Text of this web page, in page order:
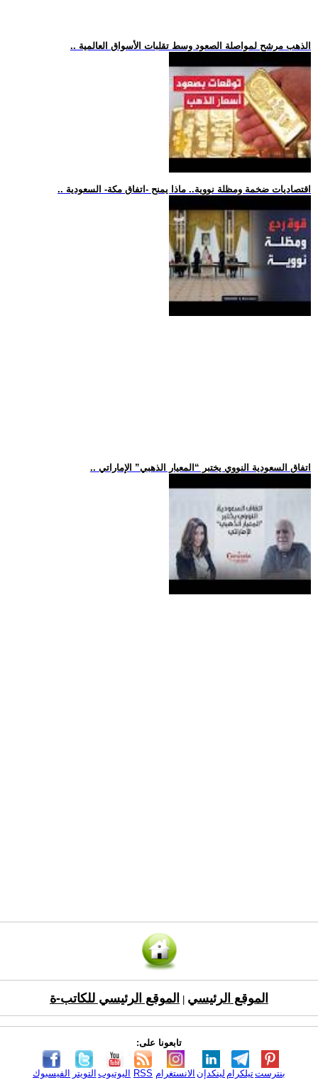
.. الذهب مرشح لمواصلة الصعود وسط تقلبات الأسواق العالمية
.. اقتصاديات ضخمة ومظلة نووية.. ماذا يمنح -اتفاق مكة- السعودية
.. اتفاق السعودية النووي يختبر “المعيار الذهبي” الإماراتي
الموقع الرئيسي الموقع الرئيسي للكاتب-ة
تابعونا على:
الفيسبوك التويتر اليوتيوب RSS الانستغرام لينكدإن تيلكرامبنترست